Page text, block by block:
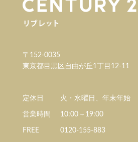
〒152-0035
東京都目黒区自由が丘1丁目12-11
定休日 火・水曜日、年末年始
営業時間 10:00～19:00
FREE 0120-155-883